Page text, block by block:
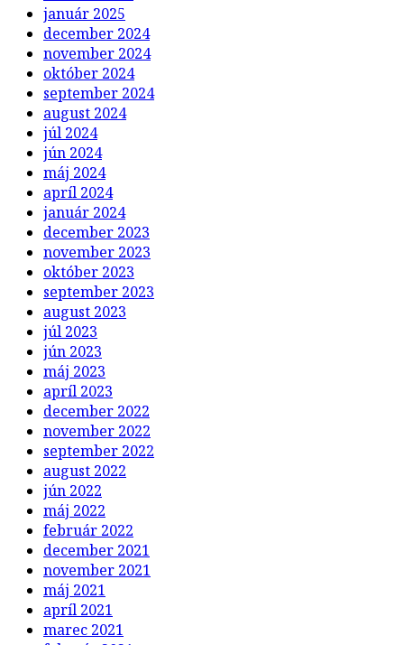
január 2025
december 2024
november 2024
október 2024
september 2024
august 2024
júl 2024
jún 2024
máj 2024
apríl 2024
január 2024
december 2023
november 2023
október 2023
september 2023
august 2023
júl 2023
jún 2023
máj 2023
apríl 2023
december 2022
november 2022
september 2022
august 2022
jún 2022
máj 2022
február 2022
december 2021
november 2021
máj 2021
apríl 2021
marec 2021